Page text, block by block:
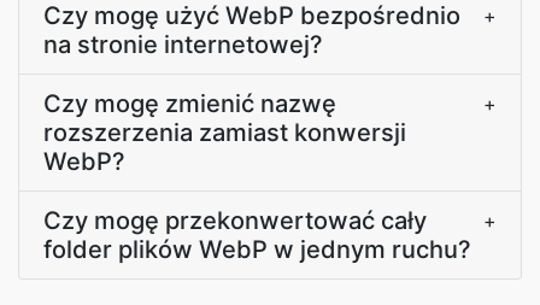
Czy mogę użyć WebP bezpośrednio
na stronie internetowej?
+
Czy mogę zmienić nazwę
rozszerzenia zamiast konwersji
WebP?
+
Czy mogę przekonwertować cały
folder plików WebP w jednym ruchu?
+